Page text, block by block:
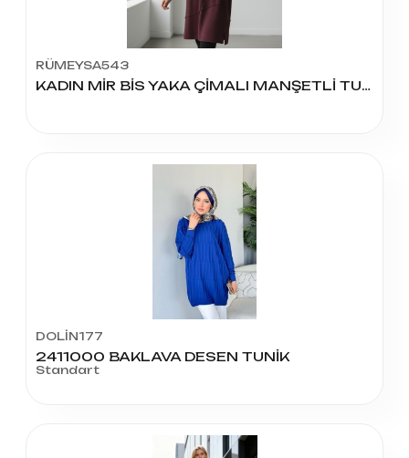
RÜMEYSA543
KADIN MİR BİS YAKA ÇİMALI MANŞETLİ TUNİK
DOLİN177
2411000 BAKLAVA DESEN TUNİK
Standart